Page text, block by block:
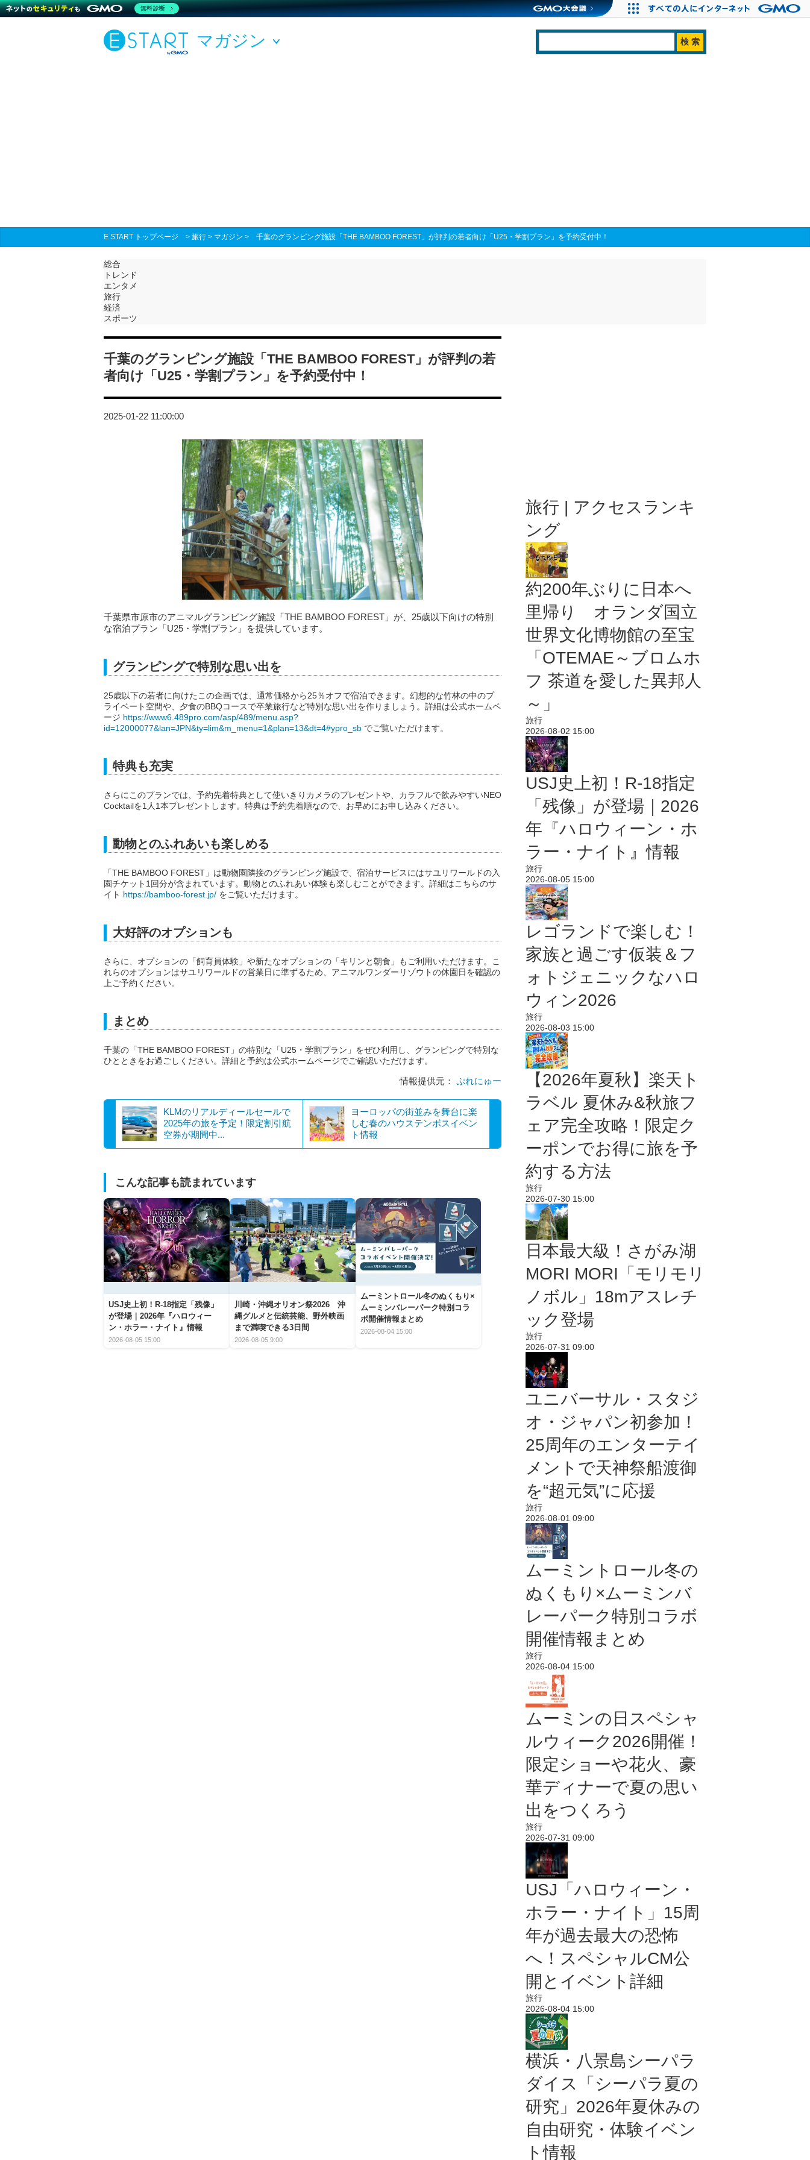
マガジン
E START トップページ > 旅行 > マガジン > 千葉のグランピング施設「THE BAMBOO FOREST」が評判の若者向け「U25・学割プラン」を予約受付中！
総合
トレンド
エンタメ
旅行
経済
スポーツ
千葉のグランピング施設「THE BAMBOO FOREST」が評判の若
者向け「U25・学割プラン」を予約受付中！
2025-01-22 11:00:00
千葉県市原市のアニマルグランピング施設「THE BAMBOO FOREST」が、25歳以下向けの特別
な宿泊プラン「U25・学割プラン」を提供しています。
グランピングで特別な思い出を
25歳以下の若者に向けたこの企画では、通常価格から25％オフで宿泊できます。幻想的な竹林の中のプ
ライベート空間や、夕食のBBQコースで卒業旅行など特別な思い出を作りましょう。詳細は公式ホームペ
ージ https://www6.489pro.com/asp/489/menu.asp?
id=12000077&lan=JPN&ty=lim&m_menu=1&plan=13&dt=4#ypro_sb でご覧いただけます。
特典も充実
さらにこのプランでは、予約先着特典として使いきりカメラのプレゼントや、カラフルで飲みやすいNEO
Cocktailを1人1本プレゼントします。特典は予約先着順なので、お早めにお申し込みください。
動物とのふれあいも楽しめる
「THE BAMBOO FOREST」は動物園隣接のグランピング施設で、宿泊サービスにはサユリワールドの入
園チケット1回分が含まれています。動物とのふれあい体験も楽しむことができます。詳細はこちらのサ
イト https://bamboo-forest.jp/ をご覧いただけます。
大好評のオプションも
さらに、オプションの「飼育員体験」や新たなオプションの「キリンと朝食」もご利用いただけます。こ
れらのオプションはサユリワールドの営業日に準ずるため、アニマルワンダーリゾウトの休園日を確認の
上ご予約ください。
まとめ
千葉の「THE BAMBOO FOREST」の特別な「U25・学割プラン」をぜひ利用し、グランピングで特別な
ひとときをお過ごしください。詳細と予約は公式ホームページでご確認いただけます。
情報提供元： ぷれにゅー
KLMのリアルディールセールで
2025年の旅を予定！限定割引航
空券が期間中...
ヨーロッパの街並みを舞台に楽
しむ春のハウステンボスイベン
ト情報
こんな記事も読まれています
USJ史上初！R-18指定「残像」
が登場｜2026年『ハロウィー
ン・ホラー・ナイト』情報
2026-08-05 15:00
川崎・沖縄オリオン祭2026 沖
縄グルメと伝統芸能、野外映画
まで満喫できる3日間
2026-08-05 9:00
ムーミントロール冬のぬくもり×
ムーミンバレーパーク特別コラ
ボ開催情報まとめ
2026-08-04 15:00
旅行 | アクセスランキ
ング
約200年ぶりに日本へ
里帰り オランダ国立
世界文化博物館の至宝
「OTEMAE～ブロムホ
フ 茶道を愛した異邦人
～」
旅行
2026-08-02 15:00
USJ史上初！R-18指定
「残像」が登場｜2026
年『ハロウィーン・ホ
ラー・ナイト』情報
旅行
2026-08-05 15:00
レゴランドで楽しむ！
家族と過ごす仮装＆フ
ォトジェニックなハロ
ウィン2026
旅行
2026-08-03 15:00
【2026年夏秋】楽天ト
ラベル 夏休み&秋旅フ
ェア完全攻略！限定ク
ーポンでお得に旅を予
約する方法
旅行
2026-07-30 15:00
日本最大級！さがみ湖
MORI MORI「モリモリ
ノボル」18mアスレチ
ック登場
旅行
2026-07-31 09:00
ユニバーサル・スタジ
オ・ジャパン初参加！
25周年のエンターテイ
メントで天神祭船渡御
を“超元気”に応援
旅行
2026-08-01 09:00
ムーミントロール冬の
ぬくもり×ムーミンバ
レーパーク特別コラボ
開催情報まとめ
旅行
2026-08-04 15:00
ムーミンの日スペシャ
ルウィーク2026開催！
限定ショーや花火、豪
華ディナーで夏の思い
出をつくろう
旅行
2026-07-31 09:00
USJ「ハロウィーン・
ホラー・ナイト」15周
年が過去最大の恐怖
へ！スペシャルCM公
開とイベント詳細
旅行
2026-08-04 15:00
横浜・八景島シーパラ
ダイス「シーパラ夏の
研究」2026年夏休みの
自由研究・体験イベン
ト情報
無料診断